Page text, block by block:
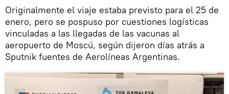
​Originalmente el viaje estaba previsto para el 25 de
enero, pero se pospuso por cuestiones logísticas
vinculadas a las llegadas de las vacunas al
aeropuerto de Moscú, según dijeron días atrás a
Sputnik fuentes de Aerolíneas Argentinas.